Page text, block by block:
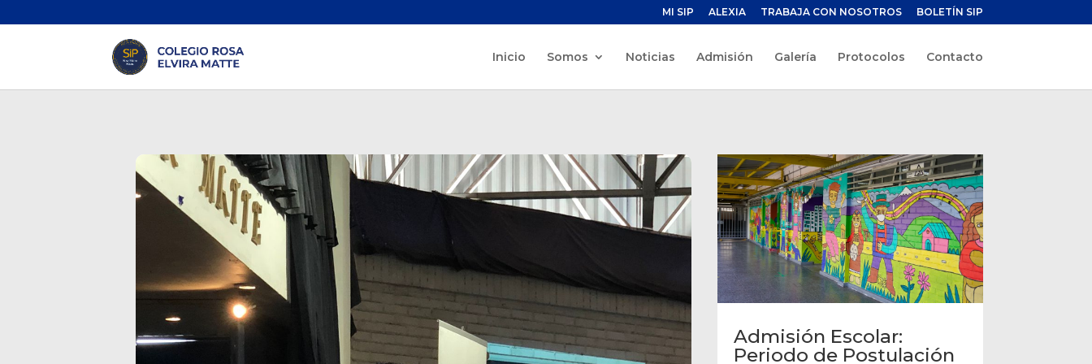
MI SIP ALEXIA TRABAJA CON NOSOTROS BOLETÍN SIP
Inicio Somos Noticias Admisión Galería Protocolos Contacto
Admisión Escolar:
Periodo de Postulación